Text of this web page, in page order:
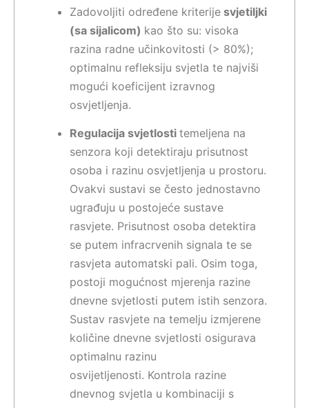
Zadovoljiti određene kriterije svjetiljki
(sa sijalicom) kao što su: visoka
razina radne učinkovitosti (> 80%);
optimalnu refleksiju svjetla te najviši
mogući koeficijent izravnog
osvjetljenja.
Regulacija svjetlosti temeljena na
senzora koji detektiraju prisutnost
osoba i razinu osvjetljenja u prostoru.
Ovakvi sustavi se često jednostavno
ugrađuju u postojeće sustave
rasvjete. Prisutnost osoba detektira
se putem infracrvenih signala te se
rasvjeta automatski pali. Osim toga,
postoji mogućnost mjerenja razine
dnevne svjetlosti putem istih senzora.
Sustav rasvjete na temelju izmjerene
količine dnevne svjetlosti osigurava
optimalnu razinu
osvijetljenosti. Kontrola razine
dnevnog svjetla u kombinaciji s